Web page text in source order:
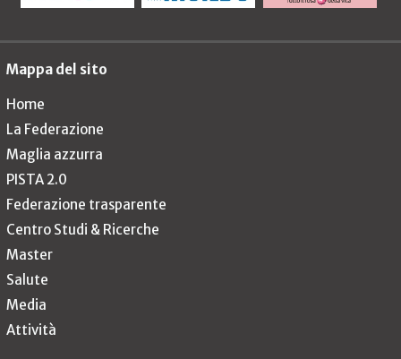
Mappa del sito
Home
La Federazione
Maglia azzurra
PISTA 2.0
Federazione trasparente
Centro Studi & Ricerche
Master
Salute
Media
Attività